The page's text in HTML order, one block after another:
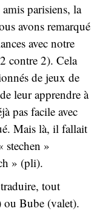
parisiens, la
avons remarqué
avec notre
contre 2). Cela
de jeux de
leur apprendre à
pas facile avec
Mais là, il fallait
stechen »
» (pli).
tout
Bube (valet).